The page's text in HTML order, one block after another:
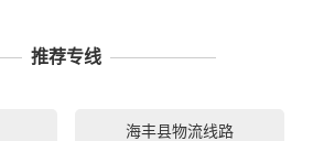
推荐专线
海丰县物流线路